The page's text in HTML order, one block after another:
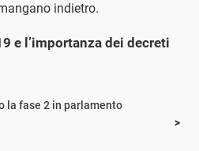
indietro.
e l’importanza dei decreti
la fase 2 in parlamento